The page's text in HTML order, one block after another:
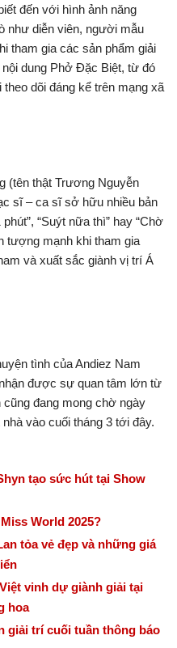
đến với hình ảnh năng
như diễn viên, người mẫu
tham gia các sản phẩm giải
dung Phở Đặc Biệt, từ đó
dõi đáng kể trên mạng xã
(tên thật Trương Nguyễn
sĩ – ca sĩ sở hữu nhiều bản
“Suýt nữa thì” hay “Chờ
tượng mạnh khi tham gia
và xuất sắc giành vị trí Á
tình củaAndiez Nam
được sự quan tâm lớn từ
đang mong chờ ngày
vào cuối tháng 3 tới đây.
tạo sức hút tại Show
World 2025?
tỏa vẻ đẹp và những giá
vinh dự giành giải tại
hoa
giải trí cuối tuần thông báo